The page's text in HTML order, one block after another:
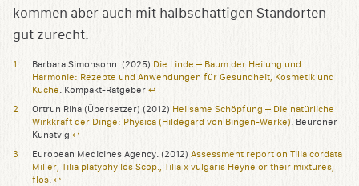
kommen aber auch mit halbschattigen Standorten
gut zurecht.
Barbara Simonsohn. (2025) Die Linde – Baum der Heilung und
Harmonie: Rezepte und Anwendungen für Gesundheit, Kosmetik und
Küche. Kompakt-Ratgeber ↩︎
Ortrun Riha (Übersetzer) (2012) Heilsame Schöpfung – Die natürliche
Wirkkraft der Dinge: Physica (Hildegard von Bingen-Werke). Beuroner
Kunstvlg ↩︎
European Medicines Agency. (2012) Assessment report on Tilia cordata
Miller, Tilia platyphyllos Scop., Tilia x vulgaris Heyne or their mixtures,
flos. ↩︎